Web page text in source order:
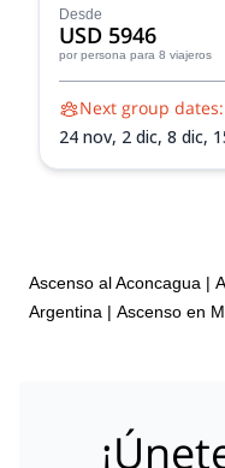
¡el pico más alto de
Desde
USD 5946
por persona para 8 viajeros
Next group dates:
24 nov, 2 dic, 8 dic,
Ascenso al Aconcagua |
Argentina | Ascenso en